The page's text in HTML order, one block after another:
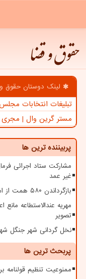
حقوق و قضا
لینک دوستان حقوق
تبلیغات انتخابات
مستر گرین وال | مجری
پربیننده ترین ها
غیر عمد
بازگرداندن ۵۸۰ همت از اموال غارت شده به بیت المال
مهریه عندالاستطاعه
تصویر
نخل گردانی شهر جنگل
پربحث ترین ها
ممنوعیت تنظیم قولنامه